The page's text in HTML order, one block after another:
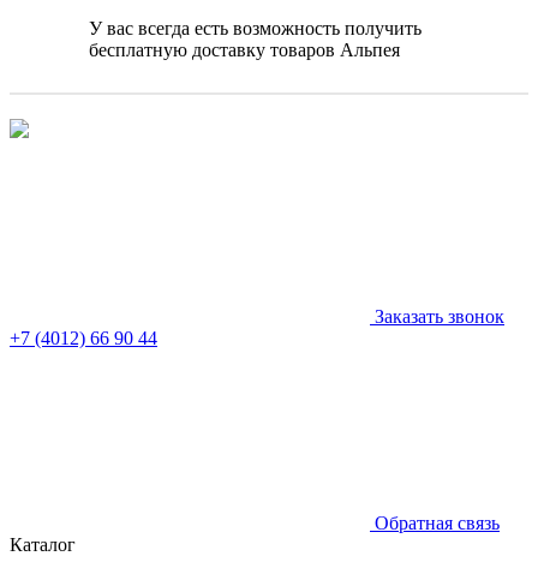
У вас всегда есть возможность получить
бесплатную доставку товаров Альпея
Заказать звонок
+7 (4012) 66 90 44
Обратная связь
Каталог